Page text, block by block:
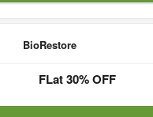
BioRestore
FLat 30% OFF